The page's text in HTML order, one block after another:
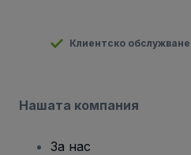
Клиентско
Нашата компания
За нас